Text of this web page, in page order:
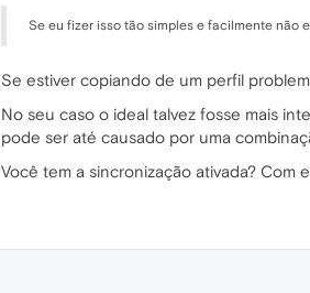
Se eu fizer isso tão simples e facilmente não
Se estiver copiando de um perfil
No seu caso o ideal talvez fosse mais
pode ser até causado por uma
Você tem a sincronização ativada? Com